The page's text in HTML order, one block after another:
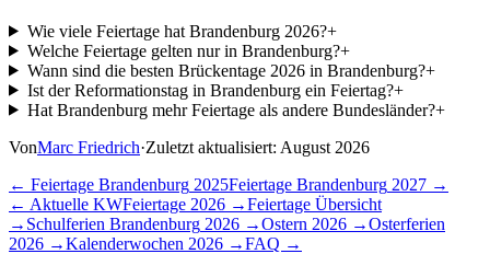
Wie viele Feiertage hat Brandenburg 2026?+
Welche Feiertage gelten nur in Brandenburg?+
Wann sind die besten Brückentage 2026 in Brandenburg?+
Ist der Reformationstag in Brandenburg ein Feiertag?+
Hat Brandenburg mehr Feiertage als andere Bundesländer?+
VonMarc Friedrich·Zuletzt aktualisiert: August 2026
← Feiertage Brandenburg 2025Feiertage Brandenburg 2027 →
← Aktuelle KWFeiertage 2026 →Feiertage Übersicht
→ Schulferien Brandenburg 2026 →Ostern 2026 →Osterferien
2026 →Kalenderwochen 2026 →FAQ →